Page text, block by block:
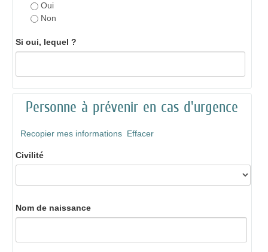
Oui
Non
Si oui, lequel ?
Personne à prévenir en cas d'urgence
Recopier mes informations Effacer
Civilité
Nom de naissance